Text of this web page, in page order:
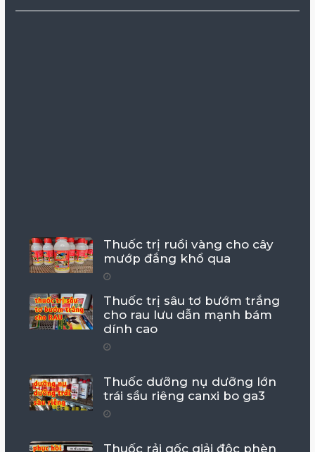
Thuốc trị ruồi vàng cho cây
mướp đắng khổ qua
Thuốc trị sâu tơ bướm trắng
cho rau lưu dẫn mạnh bám
dính cao
Thuốc dưỡng nụ dưỡng lớn
trái sầu riêng canxi bo ga3
Thuốc rải gốc giải độc phèn